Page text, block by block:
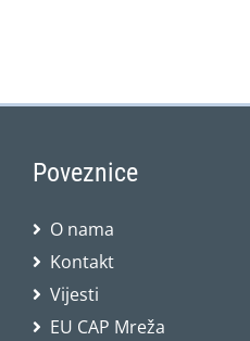
Poveznice
O nama
Kontakt
Vijesti
EU CAP Mreža